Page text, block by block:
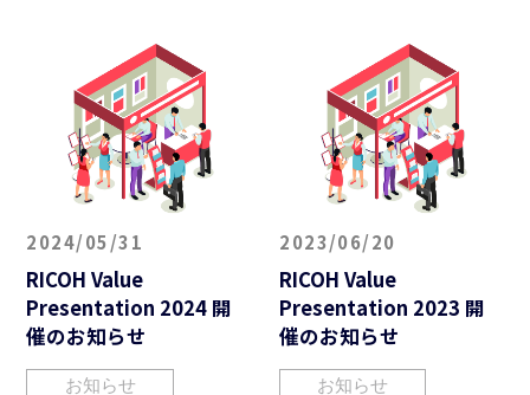
2024/05/31
RICOH Value
Presentation 2024 開
催のお知らせ
お知らせ
2023/06/20
RICOH Value
Presentation 2023 開
催のお知らせ
お知らせ